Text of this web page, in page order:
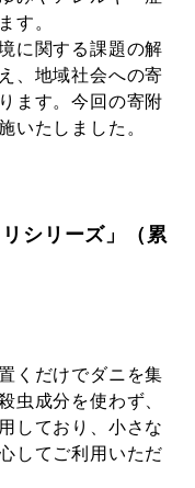
す。
に関する課題の解
、地域社会への寄
ます。今回の寄附
いたしました。
シリーズ」（累
くだけでダニを集
虫成分を使わず、
しており、小さな
してご利用いただ